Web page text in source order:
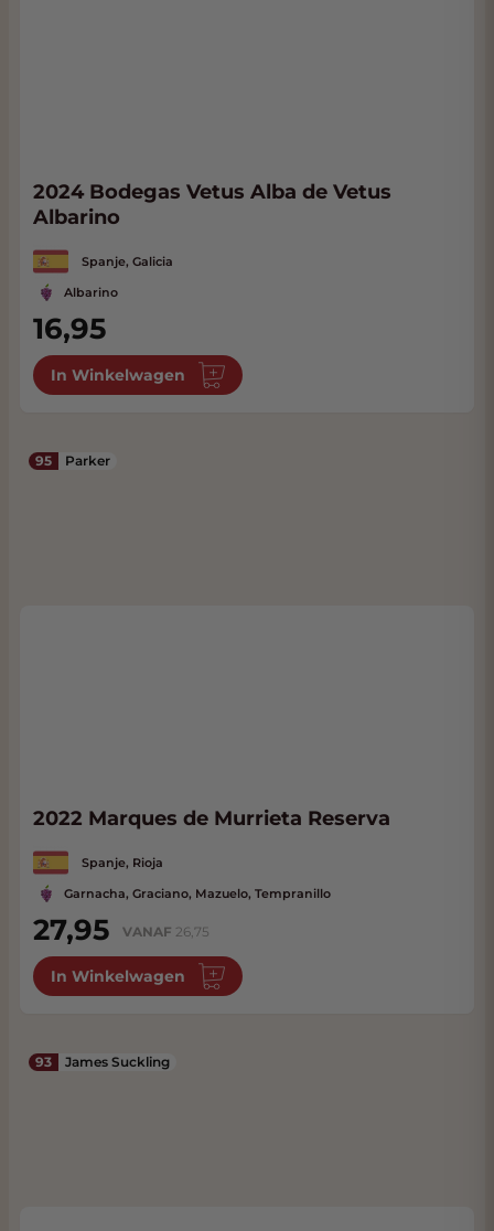
2024 Bodegas Vetus Alba de Vetus
Albarino
Spanje, Galicia
Albarino
16,95
In Winkelwagen
95 Parker
2022 Marques de Murrieta Reserva
Spanje, Rioja
Garnacha, Graciano, Mazuelo, Tempranillo
27,95 VANAF 26,75
In Winkelwagen
93 James Suckling